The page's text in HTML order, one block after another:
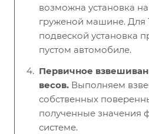
возможна установка
груженой машине. Для
подвеской установка
пустом автомобиле.
Первичное
весов. Выполняем
собственных
полученные значения
системе.